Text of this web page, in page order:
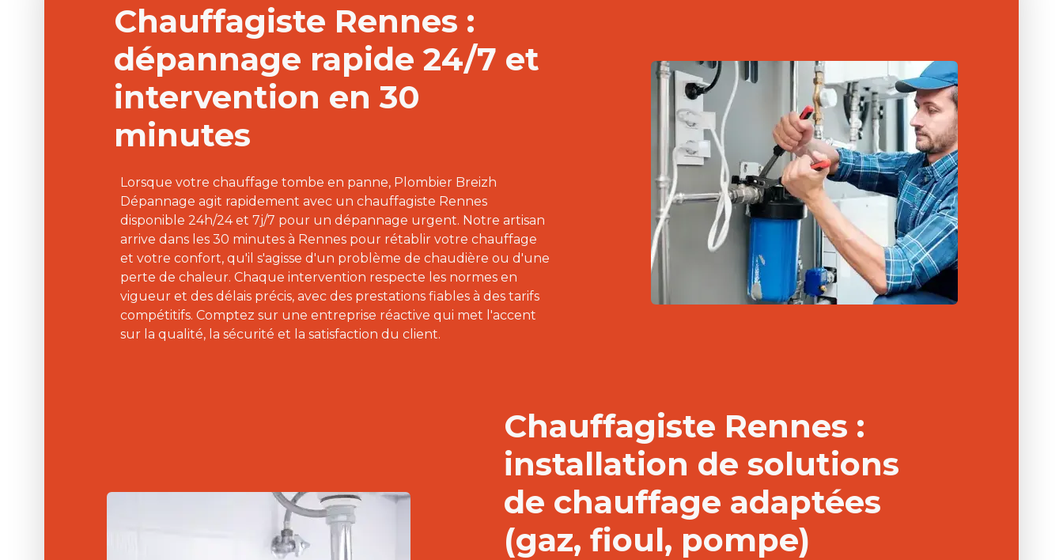
Chauffagiste Rennes :
dépannage rapide 24/7 et
intervention en 30
minutes
Lorsque votre chauffage tombe en panne, Plombier Breizh
Dépannage agit rapidement avec un chauffagiste Rennes
disponible 24h/24 et 7j/7 pour un dépannage urgent. Notre artisan
arrive dans les 30 minutes à Rennes pour rétablir votre chauffage
et votre confort, qu'il s'agisse d'un problème de chaudière ou d'une
perte de chaleur. Chaque intervention respecte les normes en
vigueur et des délais précis, avec des prestations fiables à des tarifs
compétitifs. Comptez sur une entreprise réactive qui met l'accent
sur la qualité, la sécurité et la satisfaction du client.
Chauffagiste Rennes :
installation de solutions
de chauffage adaptées
(gaz, fioul, pompe)